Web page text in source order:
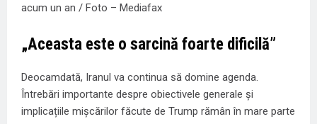
acum un an / Foto – Mediafax
„Aceasta este o sarcină foarte dificilă”
Deocamdată, Iranul va continua să domine agenda.
Întrebări importante despre obiectivele generale și
implicațiile mișcărilor făcute de Trump rămân în mare parte